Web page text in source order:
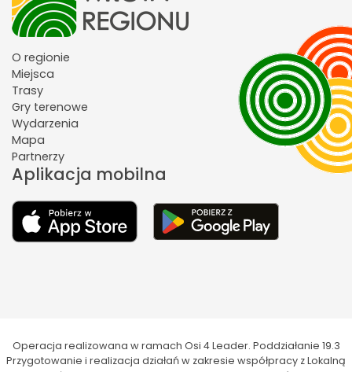
O regionie
Miejsca
Trasy
Gry terenowe
Wydarzenia
Mapa
Partnerzy
Aplikacja mobilna
Operacja realizowana w ramach Osi 4 Leader. Poddziałanie 19.3
Przygotowanie i realizacja działań w zakresie współpracy z Lokalną